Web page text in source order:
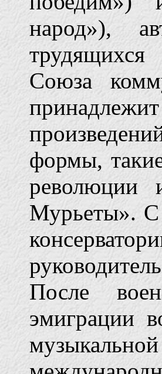
народ»),
Союза
формы,
революции
Мурьеты». С
После
эмиграции